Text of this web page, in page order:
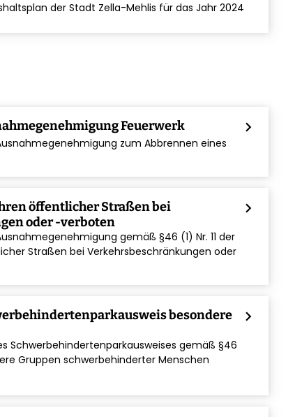
der Stadt Zella-Mehlis für das Jahr 2024
Feuerwerk
chevron_right
zum Abbrennen eines
öffentlicher Straßen bei
oder -verboten
chevron_right
gemäß §46 (1) Nr. 11 der
Straßen bei Verkehrsbeschränkungen oder
besondere
chevron_right
Schwerbehindertenparkausweises gemäß §46
Gruppen schwerbehinderter Menschen